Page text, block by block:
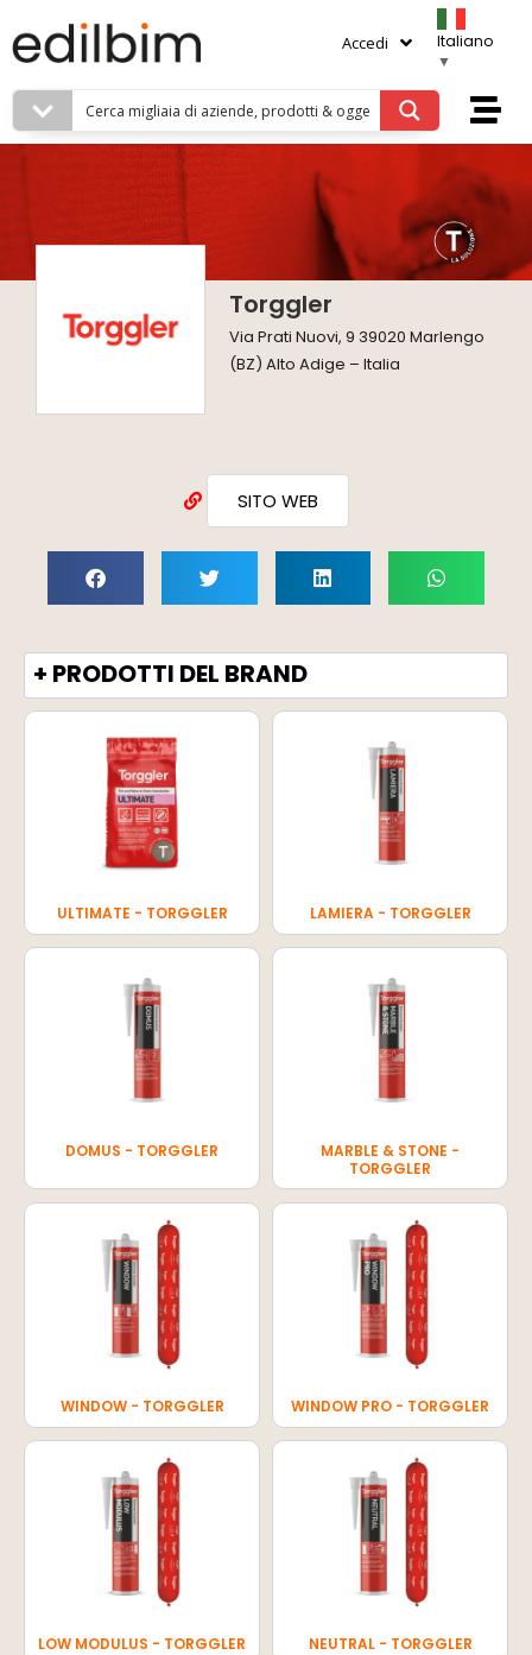
Accedi
Italiano
▼
Torggler
Via Prati Nuovi, 9 39020 Marlengo
(BZ) Alto Adige – Italia
SITO WEB
+ PRODOTTI DEL BRAND
ULTIMATE - TORGGLER LAMIERA - TORGGLER
DOMUS - TORGGLER
MARBLE & STONE -
TORGGLER
WINDOW - TORGGLER WINDOW PRO - TORGGLER
LOW MODULUS - TORGGLER NEUTRAL - TORGGLER